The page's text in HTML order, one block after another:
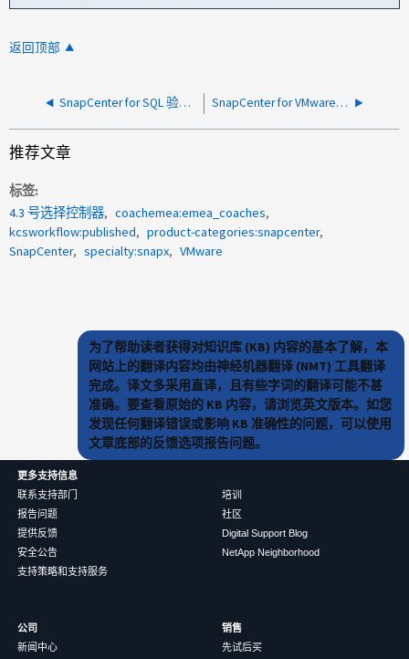
返回顶部
SnapCenter for SQL 验证失败，并显示 "NONE of the host 启动程序已登录到控制器 " SnapCenter for VMware (SCV) 插件不发送电子邮件通知
推荐文章
标签
4.3 号选择控制器
coachemea:emea_coaches
kcsworkflow:published
product-categories:snapcenter
SnapCenter
specialty:snapx VMware
为了帮助读者获得对知识库 (KB) 内容的基本了解，本
网站上的翻译内容均由神经机器翻译 (NMT) 工具翻译
完成。译文多采用直译，且有些字词的翻译可能不甚
准确。要查看原始的 KB 内容，请浏览英文版本。如您
发现任何翻译错误或影响 KB 准确性的问题，可以使用
文章底部的反馈选项报告问题。
更多支持信息
联系支持部门
报告问题
提供反馈
安全公告
支持策略和支持服务
培训
社区
Digital Support Blog
NetApp Neighborhood
公司
新闻中心
销售
先试后买